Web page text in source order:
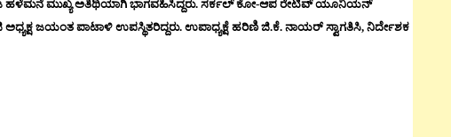
ಹಳೆಮನೆ ಮುಖ್ಯ ಅತಿಥಿಯಾಗಿ ಭಾಗವಹಿಸಿದ್ದರು. ಸರ್ಕಲ್ ಕೋ-ಆಪ ರೇಟಿವ್ ಯೂನಿಯನ್
ಜಯಂತ ಪಾಟಾಳಿ ಉಪಸ್ಥಿತರಿದ್ದರು. ಉಪಾಧ್ಯಕ್ಷೆ ಹರಿಣಿ ಜಿ.ಕೆ. ನಾಯರ್ ಸ್ವಾಗತಿಸಿ, ನಿರ್ದೇಶಕ